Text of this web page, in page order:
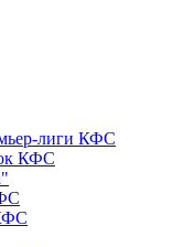
лиги КФС
КФС